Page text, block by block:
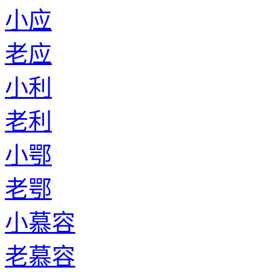
小应
老应
小利
老利
小鄂
老鄂
小慕容
老慕容